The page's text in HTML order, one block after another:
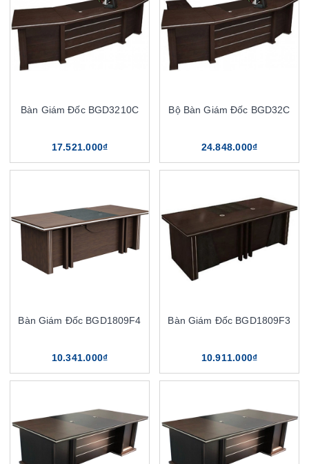
Bàn Giám Đốc BGD3210C
17.521.000₫
Bộ Bàn Giám Đốc BGD32C
24.848.000₫
Bàn Giám Đốc BGD1809F4
10.341.000₫
Bàn Giám Đốc BGD1809F3
10.911.000₫